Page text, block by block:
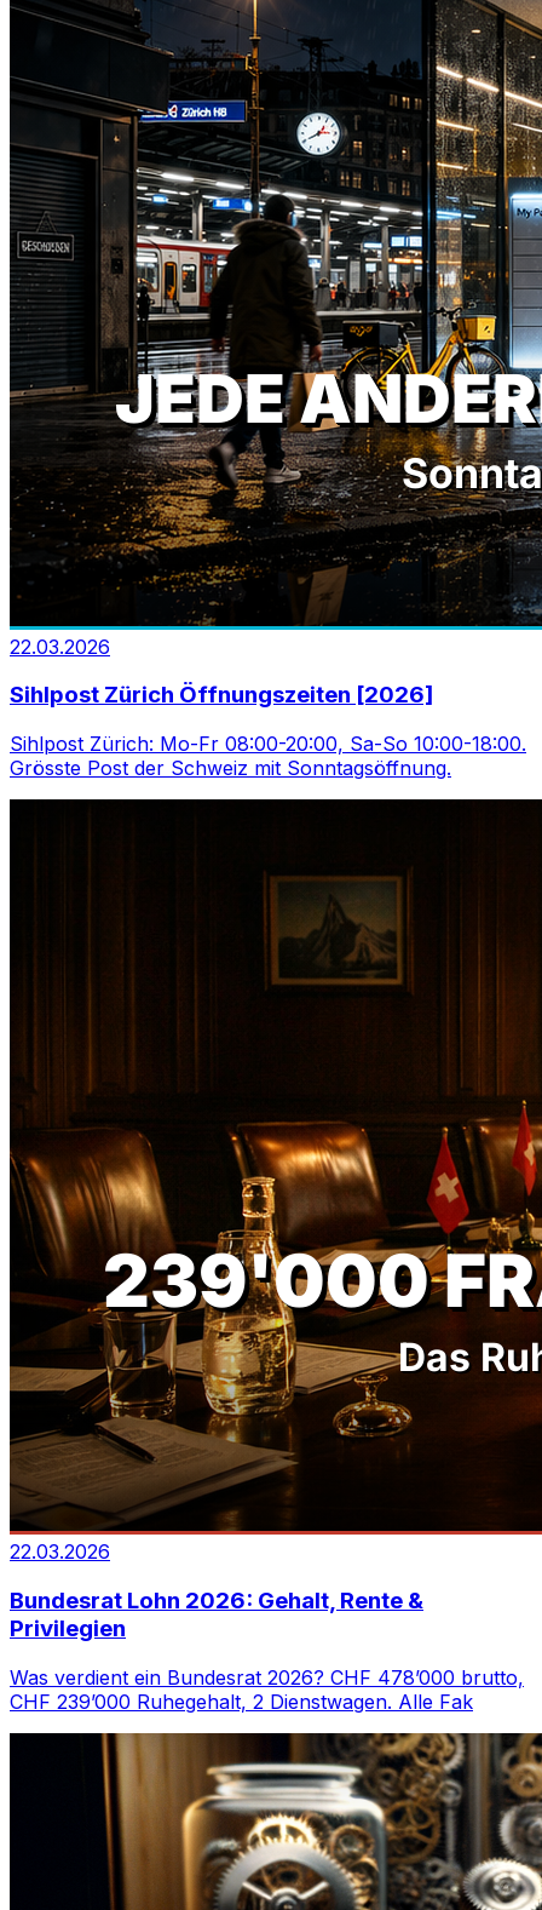
22.03.2026
Sihlpost Zürich Öffnungszeiten [2026]
Sihlpost Zürich: Mo-Fr 08:00-20:00, Sa-So 10:00-18:00.
Grösste Post der Schweiz mit Sonntagsöffnung.
22.03.2026
Bundesrat Lohn 2026: Gehalt, Rente &
Privilegien
Was verdient ein Bundesrat 2026? CHF 478’000 brutto,
CHF 239’000 Ruhegehalt, 2 Dienstwagen. Alle Fak